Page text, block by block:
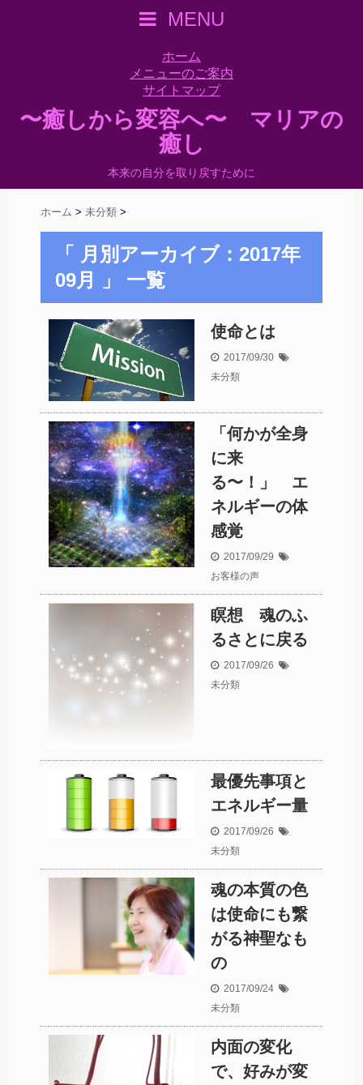
MENU
ホーム
メニューのご案内
サイトマップ
〜癒しから変容へ〜 マリアの
癒し
本来の自分を取り戻すために
ホーム > 未分類 >
「 月別アーカイブ：2017年
09月 」 一覧
使命とは
2017/09/30
未分類
「何かが全身
に来
る〜！」 エ
ネルギーの体
感覚
2017/09/29
お客様の声
瞑想 魂のふ
るさとに戻る
2017/09/26
未分類
最優先事項と
エネルギー量
2017/09/26
未分類
魂の本質の色
は使命にも繋
がる神聖なも
の
2017/09/24
未分類
内面の変化
で、好みが変